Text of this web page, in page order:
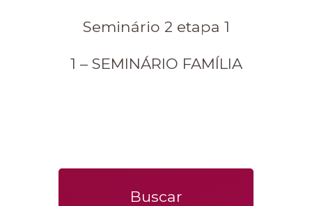
Seminário 2 etapa 1
1 – SEMINÁRIO FAMÍLIA
Buscar